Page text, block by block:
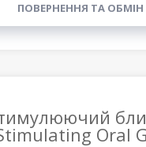
ПОВЕРНЕННЯ ТА ОБМІН
Oral